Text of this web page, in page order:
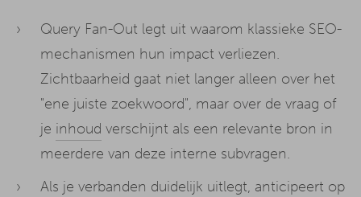
Query Fan-Out legt uit waarom klassieke SEO-
mechanismen hun impact verliezen.
Zichtbaarheid gaat niet langer alleen over het
"ene juiste zoekwoord", maar over de vraag of
je inhoud verschijnt als een relevante bron in
meerdere van deze interne subvragen.
Als je verbanden duidelijk uitlegt, anticipeert op